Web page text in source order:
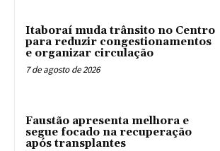
Itaboraí muda trânsito no Centro
para reduzir congestionamentos
e organizar circulação
7 de agosto de 2026
Faustão apresenta melhora e
segue focado na recuperação
após transplantes